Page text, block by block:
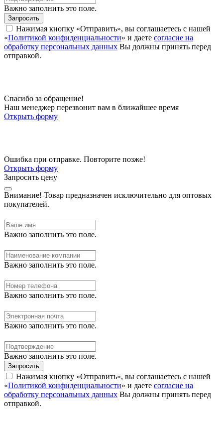
Важно заполнить это поле.
Запросить
Нажимая кнопку «Отправить», вы соглашаетесь с нашей
«Политикой конфиденциальности» и даете согласие на
обработку персональных данных Вы должны принять перед
отправкой.
Спасибо за обращение!
Наш менеджер перезвонит вам в ближайшее время
Открыть форму
Ошибка при отправке. Повторите позже!
Открыть форму
Запросить цену
Внимание! Товар предназначен исключительно для оптовых
покупателей.
Важно заполнить это поле.
Важно заполнить это поле.
Важно заполнить это поле.
Важно заполнить это поле.
Важно заполнить это поле.
Запросить
Нажимая кнопку «Отправить», вы соглашаетесь с нашей
«Политикой конфиденциальности» и даете согласие на
обработку персональных данных Вы должны принять перед
отправкой.